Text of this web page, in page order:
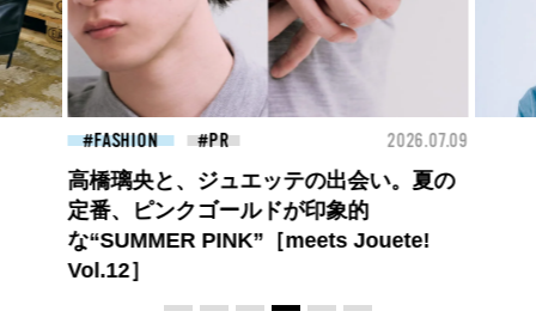
BEAUTY 2026.07.09
夏のパーマ、さらにあか抜け。N.（エヌ
ドット）のスタイリングアイテムで作る
旬ヘアのテクニックを、人気３サロンに
教わった！